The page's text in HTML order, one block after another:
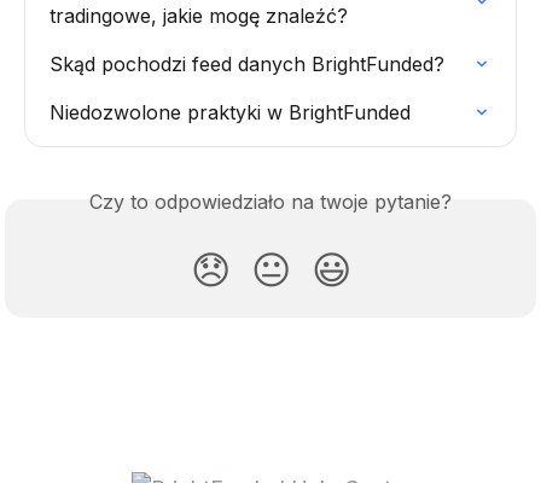
tradingowe, jakie mogę znaleźć?
Skąd pochodzi feed danych BrightFunded?
Niedozwolone praktyki w BrightFunded
Czy to odpowiedziało na twoje pytanie?
😞 😐 😃